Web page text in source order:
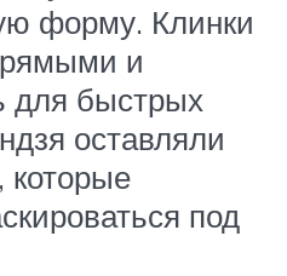
форму. Клинки
и
для быстрых
оставляли
которые
под